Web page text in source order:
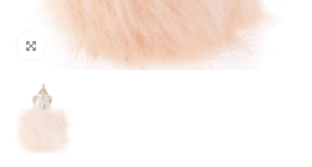
Click to enlarge